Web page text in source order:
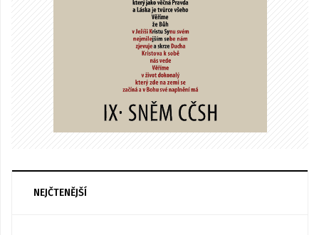
NEJČTENĚJŠÍ